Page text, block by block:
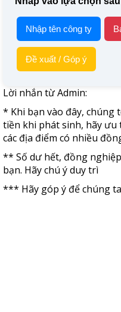
Nhập tên công ty
Đề xuất / Góp ý
Lời nhắn từ Admin:
* Khi bạn vào đây, chúng
tiền khi phát sinh, hãy ưu
các địa điểm có nhiều
** Số dư hết, đồng
bạn. Hãy chú ý duy trì
*** Hãy góp ý để chúng